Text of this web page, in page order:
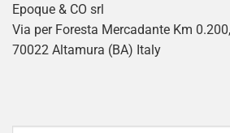
Epoque & CO srl
Via per Foresta Mercadante Km 0.200,
70022 Altamura (BA) Italy